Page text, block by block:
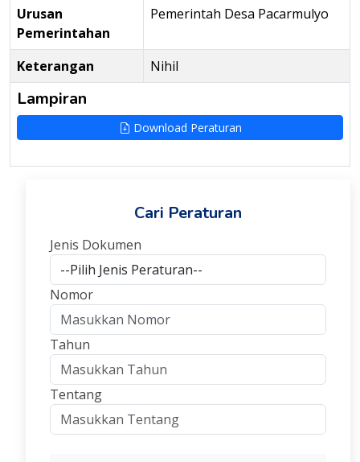
Urusan
Pemerintahan
Pemerintah Desa Pacarmulyo
Keterangan Nihil
Lampiran
Download Peraturan
Cari Peraturan
Jenis Dokumen
Nomor
Tahun
Tentang